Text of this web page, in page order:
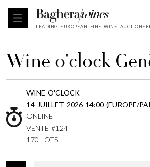
LEADING EUROPEAN FINE WINE
Wine o'clock
WINE O'CLOCK
14 JUILLET 2026 14:00 (EUROPE/
ONLINE
VENTE #124
170 LOTS